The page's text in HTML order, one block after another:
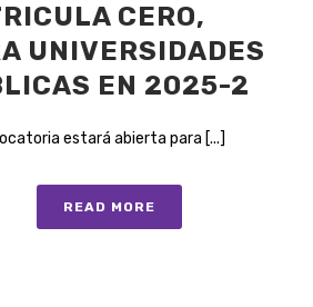
CERO,
UNIVERSIDADES
EN 2025-2
estará abierta para [...]
READ MORE